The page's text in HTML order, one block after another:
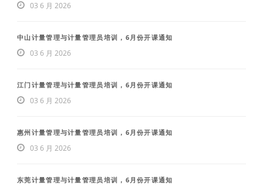
03 6 月 2026
中山计量管理与计量管理员培训，6月份开课通知
03 6 月 2026
江门计量管理与计量管理员培训，6月份开课通知
03 6 月 2026
惠州计量管理与计量管理员培训，6月份开课通知
03 6 月 2026
东莞计量管理与计量管理员培训，6月份开课通知